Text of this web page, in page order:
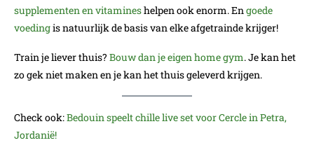
supplementen en vitamineshelpen ook enorm. Engoede
voedingis natuurlijk de basis van elke afgetrainde krijger!
Train je liever thuis? Bouw dan je eigen home gym. Je kan het
zo gek niet maken en je kan het thuis geleverd krijgen.
Check ook:Bedouin speelt chille live set voor Cercle in Petra,
Jordanië!